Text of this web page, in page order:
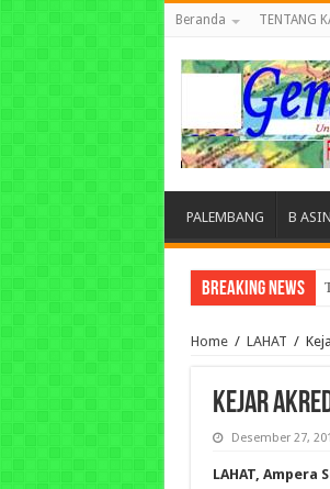
Beranda TENTANG
PALEMBANG B ASIN
Breaking News
Home / LAHAT /
‎Kejar
Desember 27,
LAHAT, Ampera